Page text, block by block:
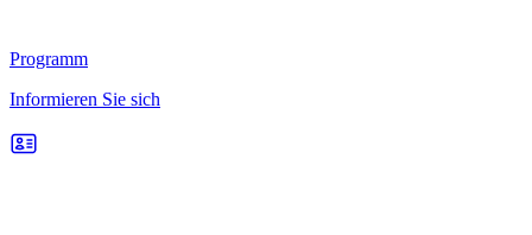
Programm
Informieren Sie sich